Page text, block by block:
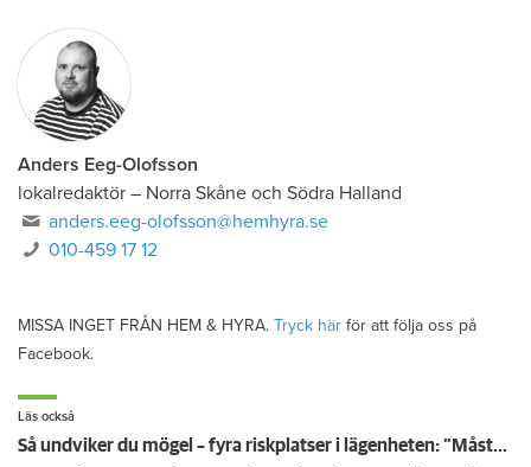
Anders Eeg-Olofsson
lokalredaktör – Norra Skåne och Södra Halland
anders.eeg-olofsson@hemhyra.se
010-459 17 12
MISSA INGET FRÅN HEM & HYRA. Tryck här för att följa oss på
Facebook.
Läs också
Så undviker du mögel – fyra riskplatser i lägenheten: ”Måste städa bort”